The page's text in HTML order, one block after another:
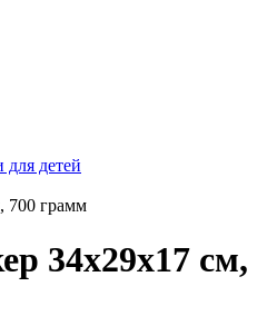
детей
700 грамм
34х29х17 см,